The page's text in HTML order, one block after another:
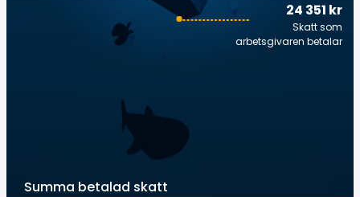
24 351 kr
Skatt som
arbetsgivaren betalar
Summa betalad skatt